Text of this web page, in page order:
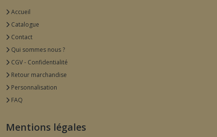
Accueil
Catalogue
Contact
Qui sommes nous ?
CGV - Confidentialité
Retour marchandise
Personnalisation
FAQ
Mentions légales